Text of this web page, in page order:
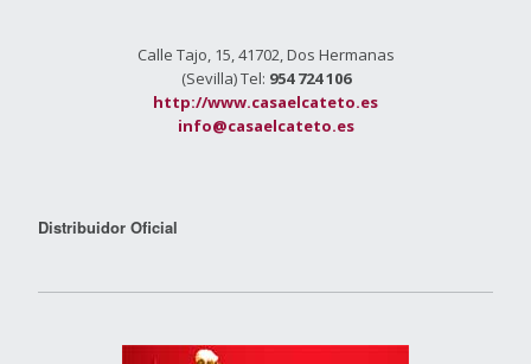
Calle Tajo, 15, 41702, Dos Hermanas
(Sevilla) Tel: 954 724 106
http://www.casaelcateto.es
info@casaelcateto.es
Distribuidor Oficial